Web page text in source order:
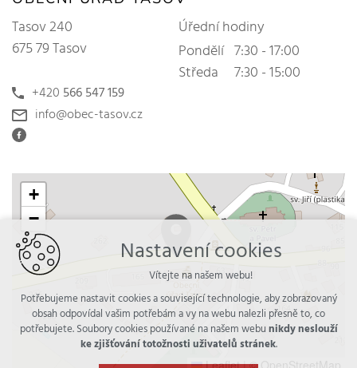
Tasov 240
675 79 Tasov
+420 566 547 159
info@obec-tasov.cz
Úřední hodiny
Pondělí 7:30 - 17:00
Středa
7:30 - 15:00
+
−
Leaflet | © OpenStreetMap
Nastavení cookies
Vítejte na našem webu!
Potřebujeme nastavit cookies a související technologie, aby zobrazovaný
obsah odpovídal vašim potřebám a vy na webu nalezli přesně to, co
potřebujete. Soubory cookies používané na našem webunikdy neslouží
ke zjišťování totožnosti uživatelů stránek.